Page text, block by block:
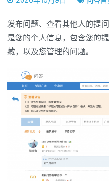
页
发布问题、查看其他人的提
是您的个人信息，包含您的
藏，以及您管理的问题。